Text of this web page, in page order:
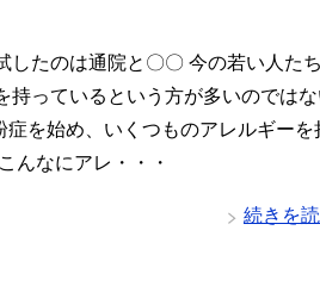
したのは通院と〇〇 今の若い人たち
持っているという方が多いのではな
症を始め、いくつものアレルギーを
んなにアレ・・・
続きを